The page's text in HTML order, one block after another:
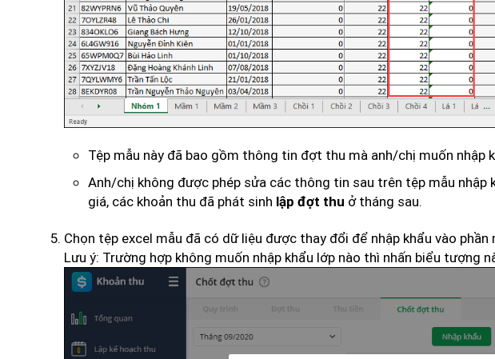
Tệp mẫu này đã bao gồm thông tin đợt thu mà anh/chị muốn nhập
Anh/chị không được phép sửa các thông tin sau trên tệp mẫu
giá, các khoản thu đã phát sinh lập đợt thu ở tháng sau.
Chọn tệp excel mẫu đã có dữ liệu được thay đổi để nhập khẩu vào phần
Lưu ý: Trường hợp không muốn nhập khẩu lớp nào thì nhấn biểu tượng